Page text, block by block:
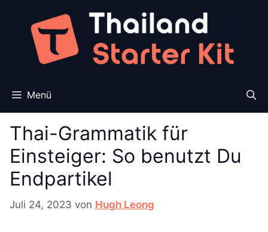
springen
Menü
Thai-Grammatik für
Einsteiger: So benutzt Du
Endpartikel
Juli 24, 2023 von Hugh Leong